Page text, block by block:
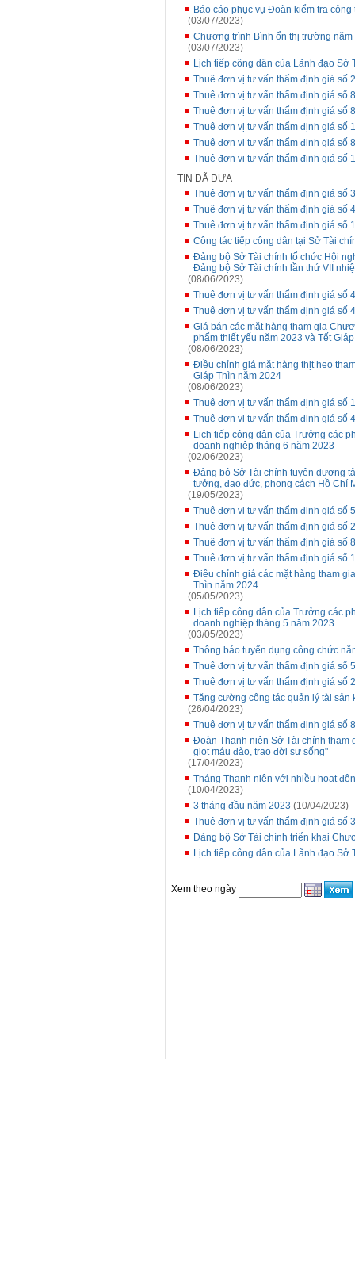
Báo cáo phục vụ Đoàn kiểm tra
(03/07/2023)
Chương trình Bình ổn thị trường
(03/07/2023)
Lịch tiếp công dân của Lãnh đạo Sở
Thuê đơn vị tư vấn thẩm định giá số
Thuê đơn vị tư vấn thẩm định giá số
Thuê đơn vị tư vấn thẩm định giá số
Thuê đơn vị tư vấn thẩm định giá số
Thuê đơn vị tư vấn thẩm định giá số
Thuê đơn vị tư vấn thẩm định giá số
TIN ĐÃ ĐƯA
Thuê đơn vị tư vấn thẩm định giá số
Thuê đơn vị tư vấn thẩm định giá số
Thuê đơn vị tư vấn thẩm định giá số
Công tác tiếp công dân tại Sở Tài
Đảng bộ Sở Tài chính tổ chức Hội
Đảng bộ Sở Tài chính lần thứ VII
(08/06/2023)
Thuê đơn vị tư vấn thẩm định giá số
Thuê đơn vị tư vấn thẩm định giá số
Giá bán các mặt hàng tham gia
phẩm thiết yếu năm 2023 và Tết
(08/06/2023)
Điều chỉnh giá mặt hàng thịt heo
Giáp Thìn năm 2024
(08/06/2023)
Thuê đơn vị tư vấn thẩm định giá số
Thuê đơn vị tư vấn thẩm định giá số
Lịch tiếp công dân của Trưởng các
doanh nghiệp tháng 6 năm 2023
(02/06/2023)
Đảng bộ Sở Tài chính tuyên dương
tưởng, đạo đức, phong cách Hồ Chí
(19/05/2023)
Thuê đơn vị tư vấn thẩm định giá số
Thuê đơn vị tư vấn thẩm định giá số
Thuê đơn vị tư vấn thẩm định giá số
Thuê đơn vị tư vấn thẩm định giá số
Điều chỉnh giá các mặt hàng tham
Thìn năm 2024
(05/05/2023)
Lịch tiếp công dân của Trưởng các
doanh nghiệp tháng 5 năm 2023
(03/05/2023)
Thông báo tuyển dụng công chức
Thuê đơn vị tư vấn thẩm định giá số
Thuê đơn vị tư vấn thẩm định giá số
Tăng cường công tác quản lý tài
(26/04/2023)
Thuê đơn vị tư vấn thẩm định giá số
Đoàn Thanh niên Sở Tài chính tham
giọt máu đào, trao đời sự sống"
(17/04/2023)
Tháng Thanh niên với nhiều hoạt
(10/04/2023)
3 tháng đầu năm 2023 (10/04/2023)
Thuê đơn vị tư vấn thẩm định giá số
Đảng bộ Sở Tài chính triển khai
Lịch tiếp công dân của Lãnh đạo Sở
Xem theo ngày